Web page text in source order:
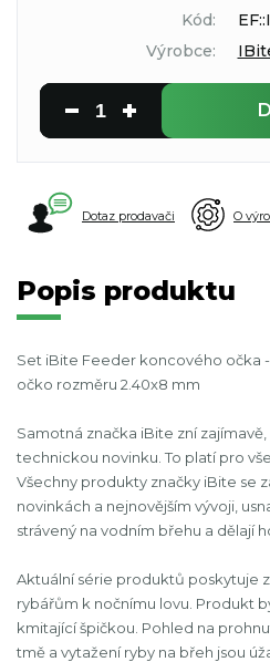
Kód:
Výrobce:
Dotaz prodavači O
Popis produktu
Set iBite Feeder koncového očka -
očko rozměru 2.40x8 mm
Samotná značka iBite zní
technickou novinku. To platí pro
Všechny produkty značky iBite se
novinkách a nejnovějším vývoji,
strávený na vodním břehu a dělají
Aktuální série produktů poskytuje
rybářům k nočnímu lovu. Produkt
kmitající špičkou. Pohled na
tmě a vytažení ryby na břeh jsou